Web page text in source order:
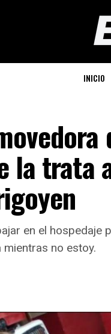
INICIO
la trata
en el hospedaje
no estoy.